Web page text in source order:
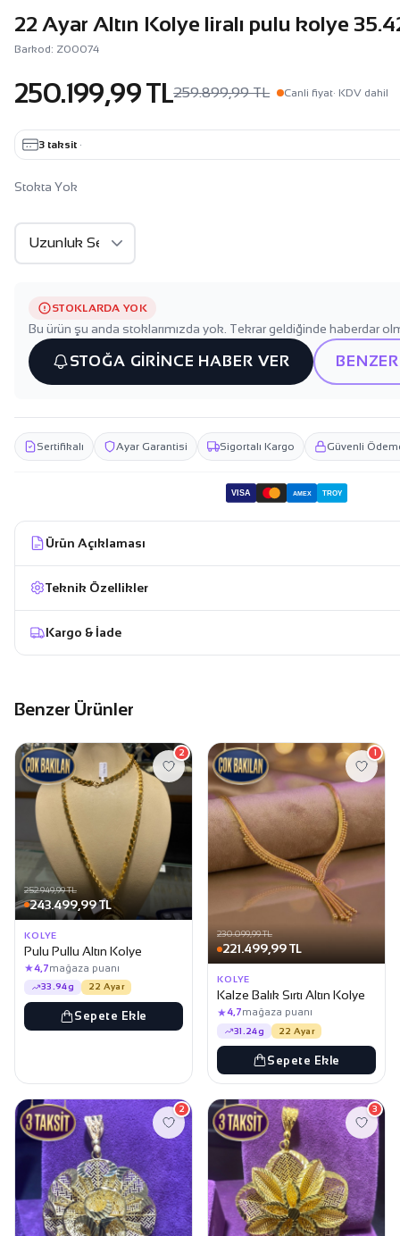
22 Ayar Altın Kolye liralı pulu kolye
Barkod: Z00074
250.199,99 TL259.899,99 TL Canli fiyat· KDV dahil
3 taksit ·
Stokta Yok
STOKLARDA YOK
Bu ürün şu anda stoklarımızda yok. Tekrar geldiğinde haberdar
STOĞA GİRİNCE HABER VER
Sertifikalı Ayar Garantisi Sigortalı Kargo Güvenli
VISA AMEX TROY
Ürün Açıklaması
Teknik Özellikler
Kargo & İade
Benzer Ürünler
252.949,99 TL
243.499,99 TL
2
KOLYE
Pulu Pullu Altın Kolye
★4,7mağaza puanı
33.94g 22 Ayar
Sepete Ekle
230.099,99 TL
221.499,99 TL
1
KOLYE
Kalze Balık Sırtı Altın Kolye
★4,7mağaza puanı
31.24g 22 Ayar
Sepete Ekle
2 3